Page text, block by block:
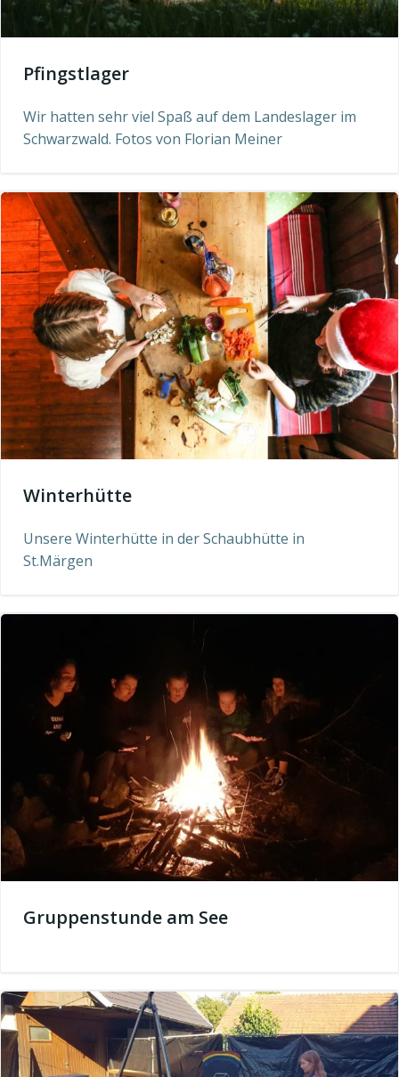
Pfingstlager
Wir hatten sehr viel Spaß auf dem Landeslager im
Schwarzwald. Fotos von Florian Meiner
Winterhütte
Unsere Winterhütte in der Schaubhütte in
St.Märgen
Gruppenstunde am See